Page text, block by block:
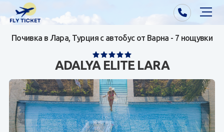
Почивки от Варна
Екзотика
Почивки от София/Пловдив/Бургас
Самолетни билети
Почивка в Лара, Турция с автобус от Варна - 7 нощувки
ADALYA ELITE LARA